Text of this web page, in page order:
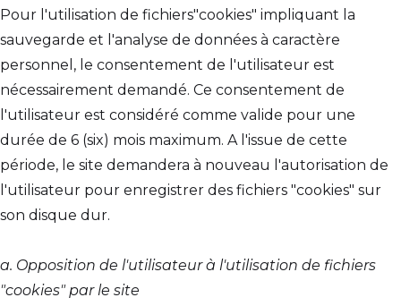
Pour l'utilisation de fichiers"cookies" impliquant la
sauvegarde et l'analyse de données à caractère
personnel, le consentement de l'utilisateur est
nécessairement demandé. Ce consentement de
l'utilisateur est considéré comme valide pour une
durée de 6 (six) mois maximum. A l'issue de cette
période, le site demandera à nouveau l'autorisation de
l'utilisateur pour enregistrer des fichiers "cookies" sur
son disque dur.
a. Opposition de l'utilisateur à l'utilisation de fichiers
"cookies" par le site